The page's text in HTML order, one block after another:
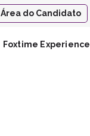
Área do Candidato
Foxtime Experience